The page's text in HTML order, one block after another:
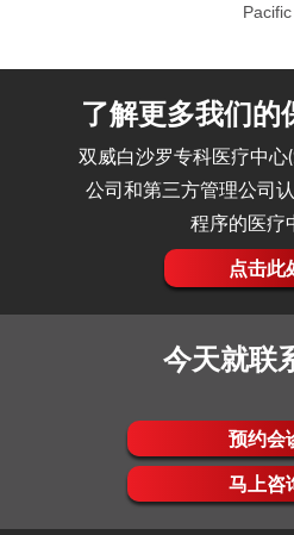
Pacific
了解更多我们的
双威白沙罗专科医疗中心
公司和第三方管理公司
程序的医疗
点击此
今天就联
预约会
马上咨